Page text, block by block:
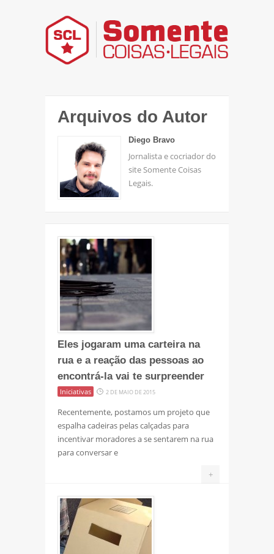
Arquivos do Autor
Diego Bravo
Jornalista e cocriador do
site Somente Coisas
Legais.
Eles jogaram uma carteira na
rua e a reação das pessoas ao
encontrá-la vai te surpreender
Iniciativas 2 DE MAIO DE 2015
Recentemente, postamos um projeto que
espalha cadeiras pelas calçadas para
incentivar moradores a se sentarem na rua
para conversar e
+